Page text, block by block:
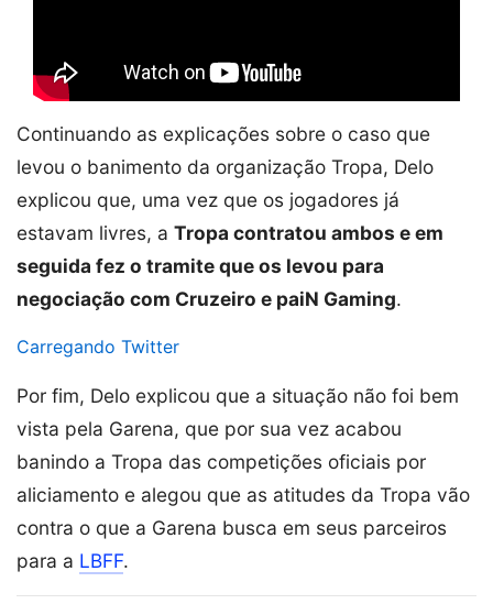
Continuando as explicações sobre o caso que
levou o banimento da organização Tropa, Delo
explicou que, uma vez que os jogadores já
estavam livres, a Tropa contratou ambos e em
seguida fez o tramite que os levou para
negociação com Cruzeiro e paiN Gaming.
Carregando Twitter
Por fim, Delo explicou que a situação não foi bem
vista pela Garena, que por sua vez acabou
banindo a Tropa das competições oficiais por
aliciamento e alegou que as atitudes da Tropa vão
contra o que a Garena busca em seus parceiros
para a LBFF.